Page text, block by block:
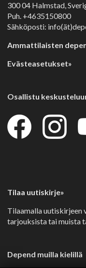
300 04 Halmstad,
Puh. +4635150800
Sähköposti:
Ammattilaisten
Evästeasetukset»
Osallistu
Tilaa uutiskirje»
Tilaamalla uutiskirjeen
tarjouksista tai muista
Depend muilla kielillä